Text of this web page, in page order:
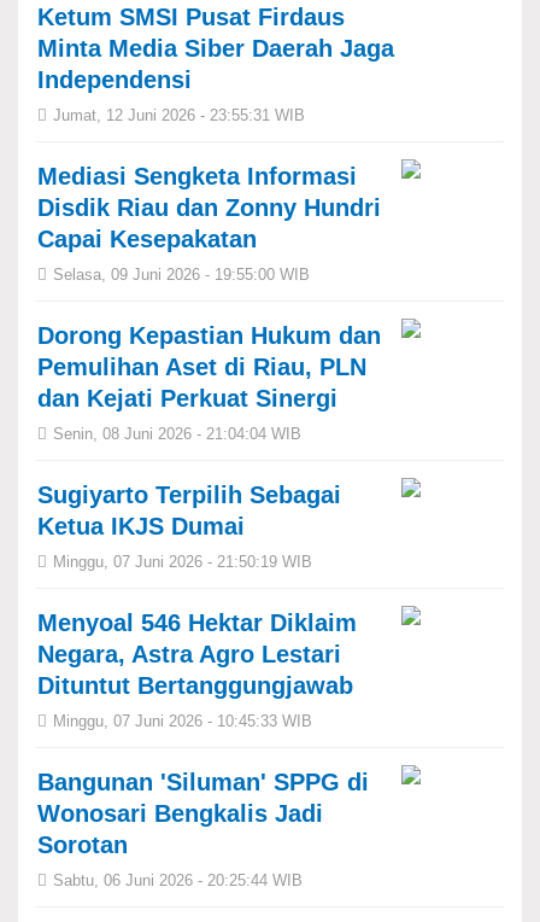
Ketum SMSI Pusat Firdaus
Minta Media Siber Daerah Jaga
Independensi
Jumat, 12 Juni 2026 - 23:55:31 WIB
Mediasi Sengketa Informasi
Disdik Riau dan Zonny Hundri
Capai Kesepakatan
Selasa, 09 Juni 2026 - 19:55:00 WIB
Dorong Kepastian Hukum dan
Pemulihan Aset di Riau, PLN
dan Kejati Perkuat Sinergi
Senin, 08 Juni 2026 - 21:04:04 WIB
Sugiyarto Terpilih Sebagai
Ketua IKJS Dumai
Minggu, 07 Juni 2026 - 21:50:19 WIB
Menyoal 546 Hektar Diklaim
Negara, Astra Agro Lestari
Dituntut Bertanggungjawab
Minggu, 07 Juni 2026 - 10:45:33 WIB
Bangunan 'Siluman' SPPG di
Wonosari Bengkalis Jadi
Sorotan
Sabtu, 06 Juni 2026 - 20:25:44 WIB